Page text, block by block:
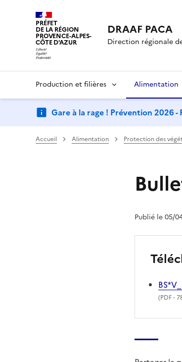
PRÉFET
DE LA RÉGION
PROVENCE-ALPES-
CÔTE D'AZUR
DRAAF PACA
Direction régionale
Production et filières Alimentation
Gare à la rage ! Prévention 2026
Accueil Alimentation Protection des
Publié le 05/
(PDF-